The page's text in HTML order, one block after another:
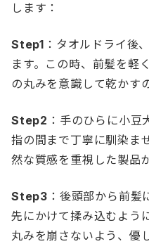
します：
Step1 ：タオルドライ後
ます。この時、前髪を軽
の丸みを意識して乾かす
Step2 ：手のひらに小豆
指の間まで丁寧に馴染ま
然な質感を重視した製品
Step3 ：後頭部から前髪
先にかけて揉み込むよう
丸みを崩さないよう、優